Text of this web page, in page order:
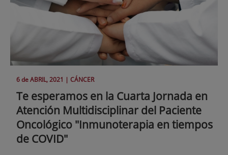
6 deABRIL, 2021 | CÁNCER
Te esperamos en la Cuarta Jornada en
Atención Multidisciplinar del Paciente
Oncológico "Inmunoterapia en tiempos
de COVID"